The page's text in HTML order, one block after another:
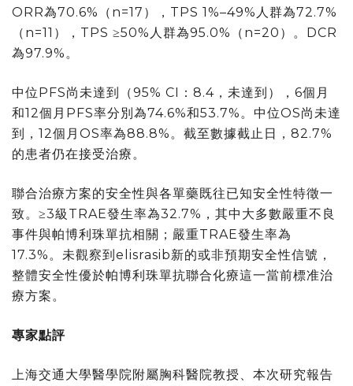
ORR為70.6%（n=17），TPS 1%–49%人群為72.7%
（n=11），TPS ≥50%人群為95.0%（n=20）。DCR
為97.9%。
中位PFS尚未達到（95% CI：8.4，未達到），6個月
和12個月PFS率分別為74.6%和53.7%。中位OS尚未達
到，12個月OS率為88.8%。截至數據截止日，82.7%
的患者仍在接受治療。
聯合治療方案的安全性與各單藥既往已知安全性特徵一
致。≥3級TRAE發生率為32.7%，其中大多數嚴重不良
事件與帕博利珠單抗相關；嚴重TRAE發生率為
17.3%。未觀察到elisrasib新的或非預期安全性信號，
整體安全性優於帕博利珠單抗聯合化療這一當前標准治
療方案。
專家點評
上海交通大學醫學院附屬胸科醫院教授、本次研究報告